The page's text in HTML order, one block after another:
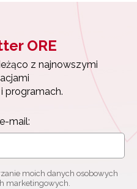
ORE
z najnowszymi
programach.
mail:
moich danych osobowych
marketingowych.